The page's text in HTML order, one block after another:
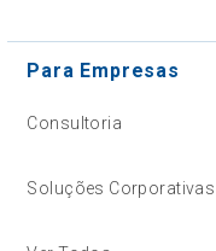
Para Empresas
Consultoria
Soluções Corporativas